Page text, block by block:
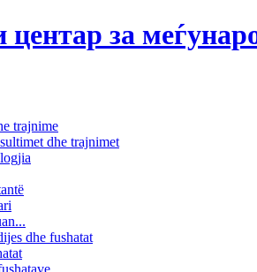
центар за
trajnime
dhe trajnimet
dhe fushatat